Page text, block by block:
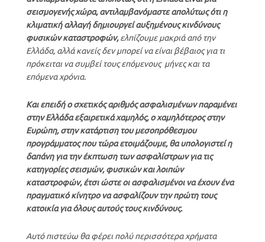
σεισμογενής χώρα, αντιλαμβανόμαστε απολύτως ότι η
κλιματική αλλαγή δημιουργεί αυξημένους κινδύνους
φυσικών καταστροφών,ελπίζουμε μακριά από την
Ελλάδα, αλλά κανείς δεν μπορεί να είναι βέβαιος για τι
πρόκειται να συμβεί τους επόμενους μήνες και τα
επόμενα χρόνια.
Και επειδή ο σχετικός αριθμός ασφαλισμένων παραμένει
στην Ελλάδα εξαιρετικά χαμηλός, ο χαμηλότερος στην
Ευρώπη, στην κατάρτιση του μεσοπρόθεσμου
προγράμματος που τώρα ετοιμάζουμε, θα υπολογιστεί η
δαπάνη για την έκπτωση των ασφαλίστρων για τις
κατηγορίες σεισμών, φυσικών και λοιπών
καταστροφών, έτσι ώστε οι ασφαλισμένοι να έχουν ένα
πραγματικό κίνητρο να ασφαλίζουν την πρώτη τους
κατοικία για όλους αυτούς τους κινδύνους.
Αυτό πιστεύω θα φέρει πολύ περισσότερα χρήματα